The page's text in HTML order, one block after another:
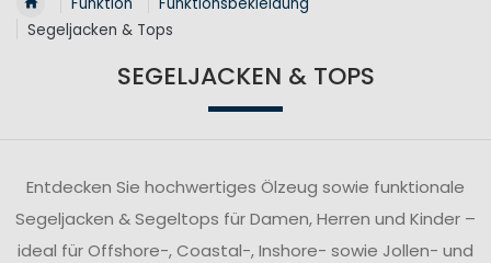
Segeljacken & Tops
SEGELJACKEN & TOPS
Entdecken Sie hochwertiges Ölzeug sowie funktionale
Segeljacken & Segeltops für Damen, Herren und Kinder –
ideal für Offshore-, Coastal-, Inshore- sowie Jollen- und